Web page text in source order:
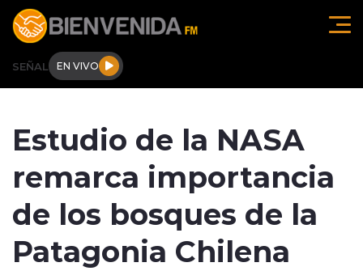
Click acá para ir directamente al contenido
SEÑAL EN VIVO
Estudio de la NASA
remarca importancia
de los bosques de la
Patagonia Chilena